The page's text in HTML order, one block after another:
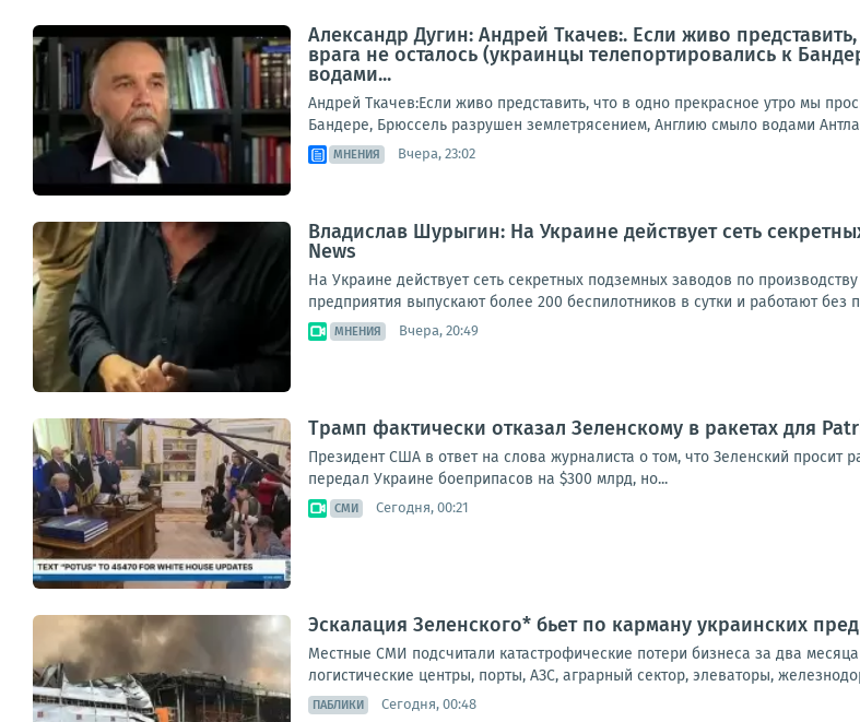
Александр Дугин: Андрей Ткачев:. Если живо
врага не осталось (украинцы телепортировались к
водами...
Андрей Ткачев:Если живо представить, что в одно прекрасное утро мы
Бандере, Брюссель разрушен землетрясением, Англию смыло водами
МНЕНИЯ Вчера, 23:02
Владислав Шурыгин: На Украине действует сеть
News
На Украине действует сеть секретных подземных заводов по
предприятия выпускают более 200 беспилотников в сутки и работают
МНЕНИЯ Вчера, 20:49
Трамп фактически отказал Зеленскому в ракетах для
Президент США в ответ на слова журналиста о том, что Зеленский
передал Украине боеприпасов на $300 млрд, но...
СМИ Сегодня, 00:21
Эскалация Зеленского* бьет по карману украинских
Местные СМИ подсчитали катастрофические потери бизнеса за два
логистические центры, порты, АЗС, аграрный сектор, элеваторы,
ПАБЛИКИ Сегодня, 00:48